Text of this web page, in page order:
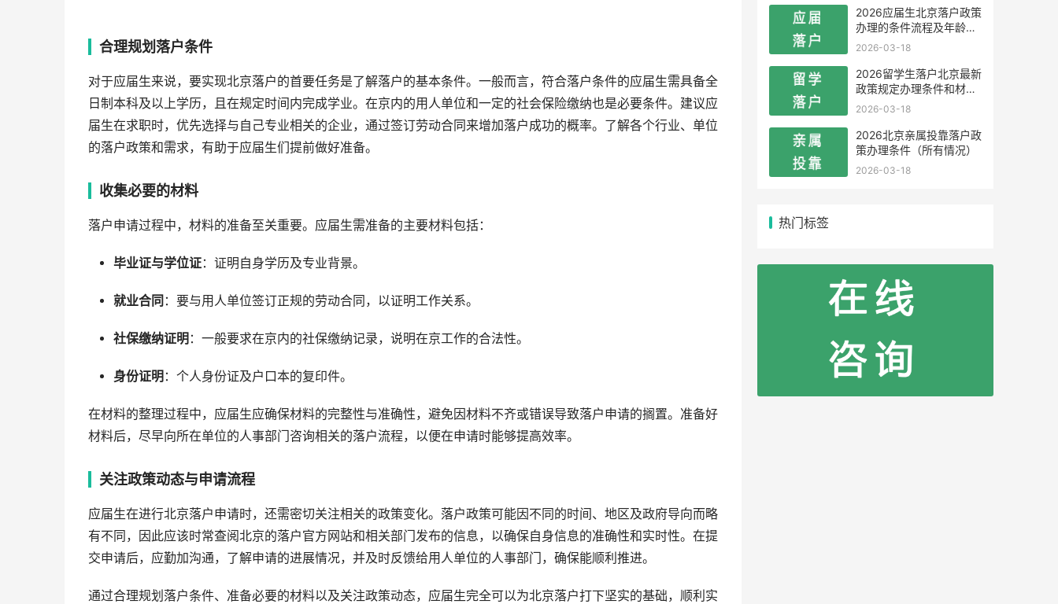
合理规划落户条件
对于应届生来说，要实现北京落户的首要任务是了解落户的基本条件。一般而言，符合落户条件的应届生需具备全
日制本科及以上学历，且在规定时间内完成学业。在京内的用人单位和一定的社会保险缴纳也是必要条件。建议应
届生在求职时，优先选择与自己专业相关的企业，通过签订劳动合同来增加落户成功的概率。了解各个行业、单位
的落户政策和需求，有助于应届生们提前做好准备。
收集必要的材料
落户申请过程中，材料的准备至关重要。应届生需准备的主要材料包括：
毕业证与学位证：证明自身学历及专业背景。
就业合同 ：要与用人单位签订正规的劳动合同，以证明工作关系。
社保缴纳证明 ：一般要求在京内的社保缴纳记录，说明在京工作的合法性。
身份证明 ：个人身份证及户口本的复印件。
在材料的整理过程中，应届生应确保材料的完整性与准确性，避免因材料不齐或错误导致落户申请的搁置。准备好
材料后，尽早向所在单位的人事部门咨询相关的落户流程，以便在申请时能够提高效率。
关注政策动态与申请流程
应届生在进行北京落户申请时，还需密切关注相关的政策变化。落户政策可能因不同的时间、地区及政府导向而略
有不同，因此应该时常查阅北京的落户官方网站和相关部门发布的信息，以确保自身信息的准确性和实时性。在提
交申请后，应勤加沟通，了解申请的进展情况，并及时反馈给用人单位的人事部门，确保能顺利推进。
通过合理规划落户条件、准备必要的材料以及关注政策动态，应届生完全可以为北京落户打下坚实的基础，顺利实
2026应届生北京落户政策
办理的条件流程及年龄限
制
2026-03-18
2026留学生落户北京最新
政策规定办理条件和材料
及流程
2026-03-18
2026北京亲属投靠落户政
策办理条件（所有情况）
2026-03-18
热门标签